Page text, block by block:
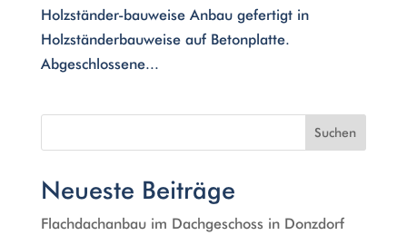
Holzständer-bauweise Anbau gefertigt in
Holzständerbauweise auf Betonplatte.
Abgeschlossene...
Neueste Beiträge
Flachdachanbau im Dachgeschoss in Donzdorf